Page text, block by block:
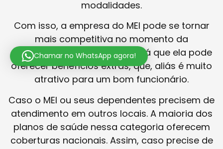
modalidades.
Com isso, a empresa do MEI pode se tornar
mais competitiva no momento da
contratação do funcionário. Já que ela pode
oferecer benefícios extras, que, aliás é muito
atrativo para um bom funcionário.
Caso o MEI ou seus dependentes precisem de
atendimento em outros locais. A maioria dos
planos de saúde nessa categoria oferecem
coberturas nacionais. Assim, caso precise de
Chamar no WhatsApp agora!